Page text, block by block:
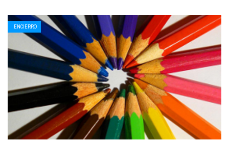
ENCIERRO